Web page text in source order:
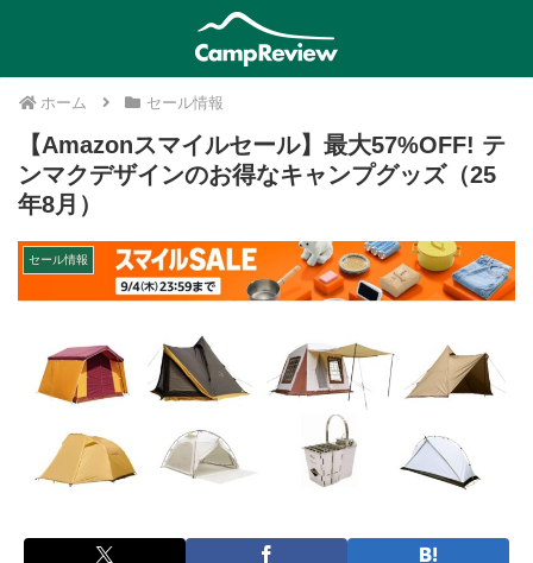
ホーム セール情報
【Amazonスマイルセール】最大57%OFF! テ
ンマクデザインのお得なキャンプグッズ（25
年8月）
セール情報